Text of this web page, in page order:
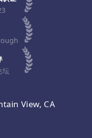
坛
View, CA